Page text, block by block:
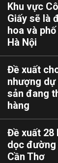
Khu vực
Giấy sẽ là
hoa và
Hà Nội
Đề xuất
nhượng
sản đang
hàng
Đề xuất 28
dọc đường
Cần Thơ